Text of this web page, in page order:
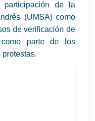
participación de la
(UMSA) como
de verificación de
parte de los